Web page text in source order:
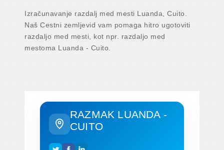
Izračunavanje razdalj med mesti Luanda, Cuito.
Naš Cestni zemljevid vam pomaga hitro ugotoviti
razdaljo med mesti, kot npr. razdaljo med
mestoma Luanda - Cuito.
RAZMAK LUANDA -
CUITO